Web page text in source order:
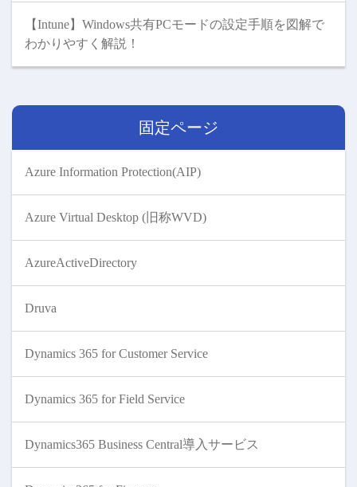
【Intune】Windows共有PCモードの設定手順を図解で
わかりやすく解説！
固定ページ
Azure Information Protection(AIP)
Azure Virtual Desktop (旧称WVD)
AzureActiveDirectory
Druva
Dynamics 365 for Customer Service
Dynamics 365 for Field Service
Dynamics365 Business Central導入サービス